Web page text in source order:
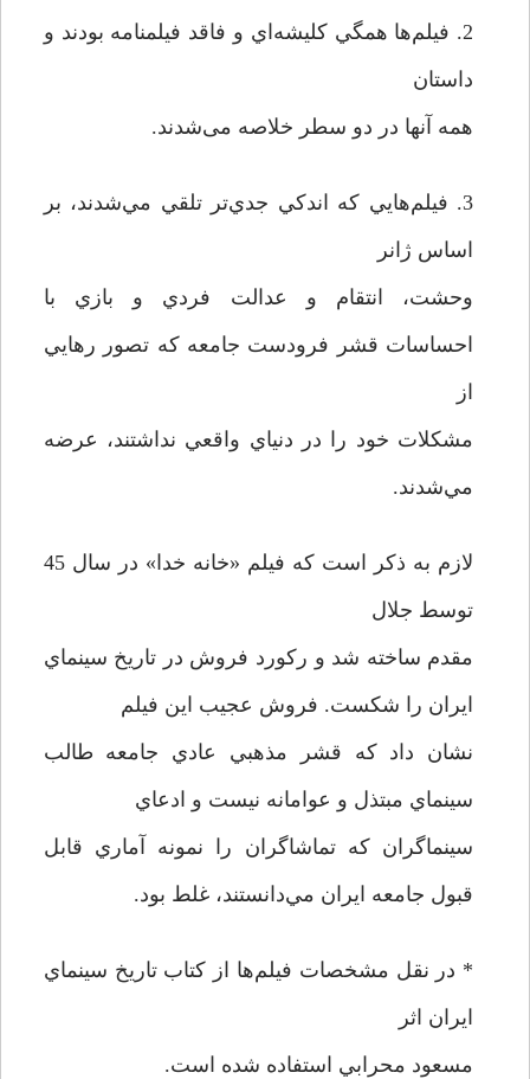
2. فيلم‌ها همگي كليشه‌اي و فاقد فيلمنامه بودند و
داستان
همه آنها در دو سطر خلاصه می‌شدند.
3. فيلم‌هايي كه اندكي جدي‌تر تلقي مي‌شدند، بر
اساس ژانر
وحشت، انتقام و عدالت فردي و بازي با
احساسات قشر فرودست جامعه كه تصور رهايي
از
مشكلات خود را در دنياي واقعي نداشتند، عرضه
مي‌شدند.
لازم به ذکر است که فيلم «خانه خدا» در سال 45
توسط جلال
مقدم ساخته شد و ركورد فروش در تاريخ سينماي
ايران را شکست. فروش عجيب اين فيلم
نشان داد كه قشر مذهبي عادي جامعه طالب
سينماي مبتذل و عوامانه نيست و ادعاي
سينماگران كه تماشاگران را نمونه آماري قابل
قبول جامعه ايران مي‌دانستند، غلط بود.
* در نقل مشخصات فيلم‌ها از كتاب تاريخ سينماي
ايران اثر
مسعود محرابي استفاده شده است.